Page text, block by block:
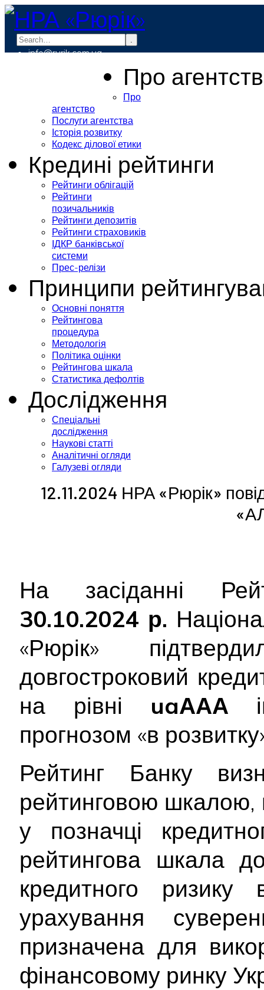
.
info@rurik.com.ua
Про
Про
агентство
Послуги агентства
Історія розвитку
Кодекс ділової етики
Кредині рейтинги
Рейтинги облігацій
Рейтинги
позичальників
Рейтинги депозитів
Рейтинги страховиків
ІДКР банківської
системи
Прес-релізи
Принципи
Основні поняття
Рейтингова
процедура
Методологія
Політика оцінки
Рейтингова шкала
Статистика дефолтів
Дослідження
Спеціальні
дослідження
Наукові статті
Аналітичні огляди
Галузеві огляди
12.11.2024 НРА «Рюрік»
На засіданні
30.10.2024 р.
«Рюрік»
довгостроковий
на рівні uaААА
прогнозом «в
Рейтинг Банку
рейтинговою шкалою,
у позначці
рейтингова шкала
кредитного ризику
урахування
призначена для
фінансовому ринку